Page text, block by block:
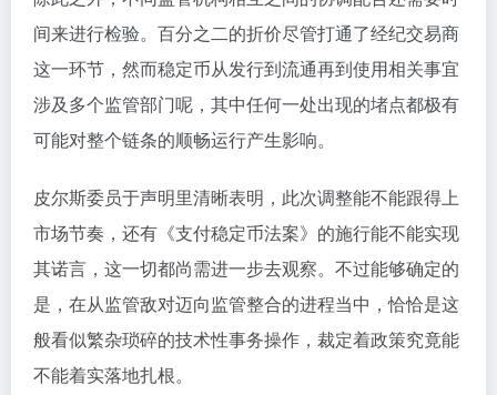
间来进行检验。百分之二的折价尽管打通了经纪交易商
这一环节，然而稳定币从发行到流通再到使用相关事宜
涉及多个监管部门呢，其中任何一处出现的堵点都极有
可能对整个链条的顺畅运行产生影响。
皮尔斯委员于声明里清晰表明，此次调整能不能跟得上
市场节奏，还有《支付稳定币法案》的施行能不能实现
其诺言，这一切都尚需进一步去观察。不过能够确定的
是，在从监管敌对迈向监管整合的进程当中，恰恰是这
般看似繁杂琐碎的技术性事务操作，裁定着政策究竟能
不能着实落地扎根。